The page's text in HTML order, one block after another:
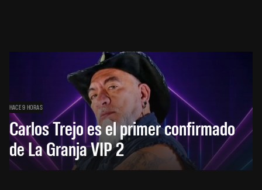
HACE 9 HORAS
Carlos Trejo es el primer confirmado
de La Granja VIP 2